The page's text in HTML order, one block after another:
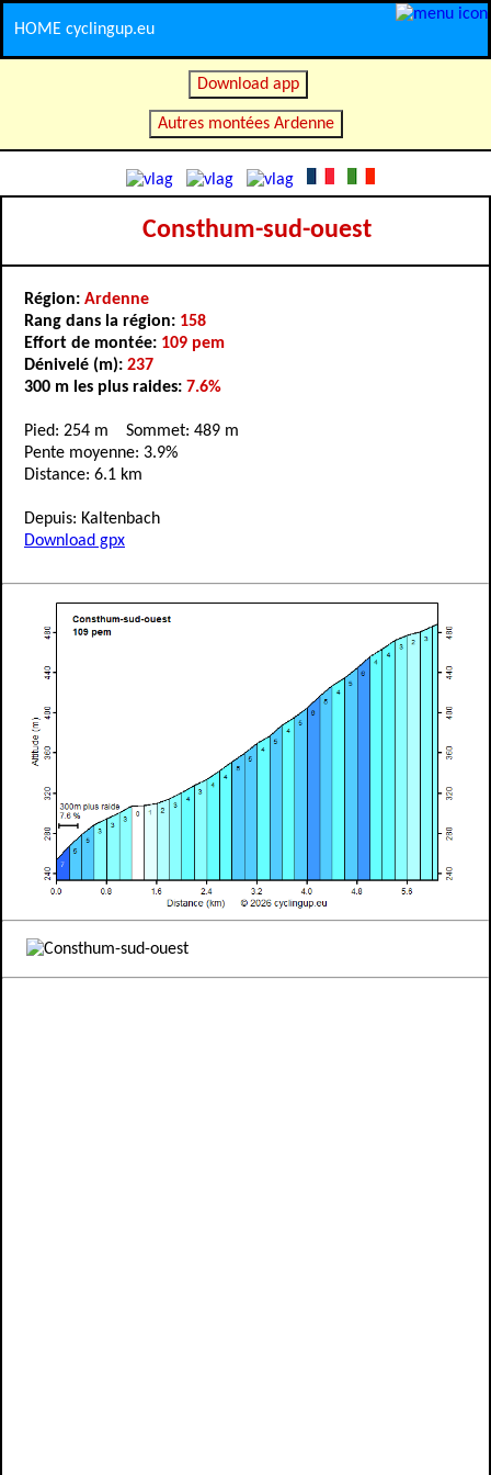
HOME cyclingup.eu
Download app
Autres montées Ardenne
Consthum-sud-ouest
Région: Ardenne
Rang dans la région: 158
Effort de montée: 109 pem
Dénivelé (m): 237
300 m les plus raides: 7.6%
Pied: 254 m Sommet: 489 m
Pente moyenne: 3.9%
Distance: 6.1 km
Depuis: Kaltenbach
Download gpx